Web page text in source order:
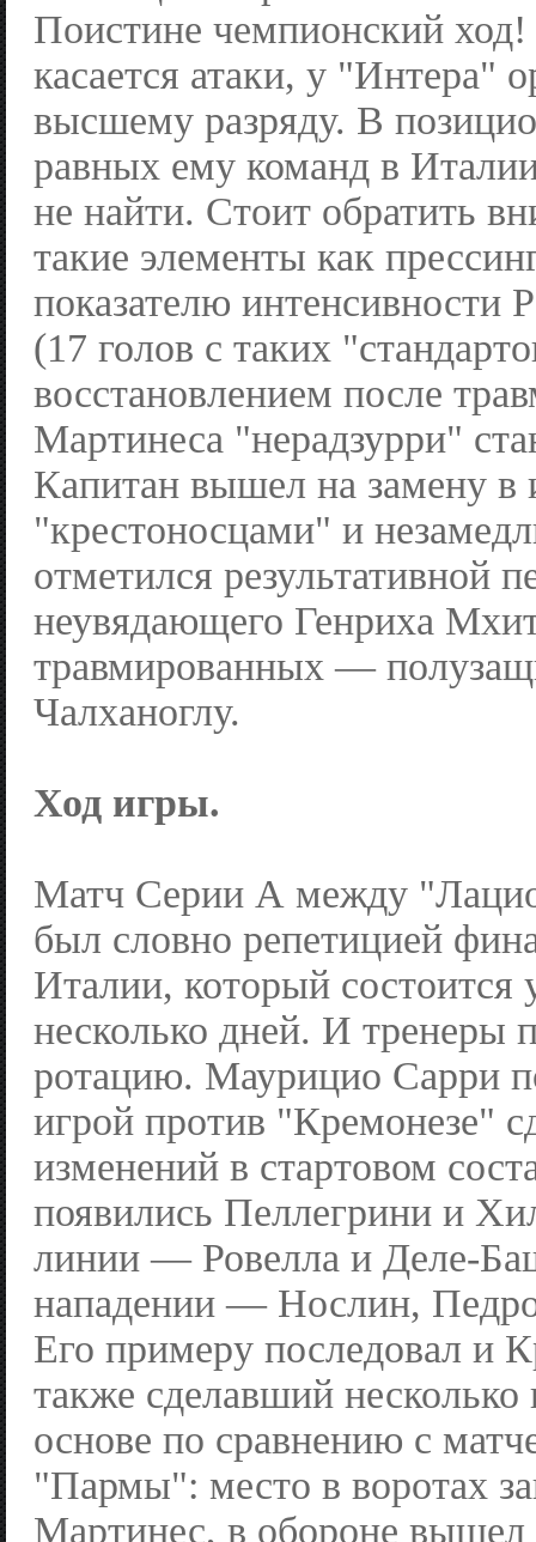
Поистине чемпионский
касается атаки, у "Интера"
высшему разряду. В
равных ему команд в
не найти. Стоит обратить
такие элементы как
показателю интенсивности
(17 голов с таких
восстановлением после
Мартинеса "нерадзурри"
Капитан вышел на замену в
"крестоносцами" и
отметился результативной
неувядающего Генриха
травмированных —
Чалханоглу.
Ход игры.
Матч Серии А между
был словно репетицией
Италии, который состоится
несколько дней. И тренеры
ротацию. Маурицио Сарри
игрой против "Кремонезе"
изменений в стартовом
появились Пеллегрини и
линии — Ровелла и Деле-
нападении — Нослин,
Его примеру последовал и
также сделавший несколько
основе по сравнению с
"Пармы": место в воротах
Мартинес, в обороне